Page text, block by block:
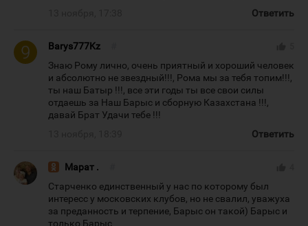
Ответить
Barys777Kz
Знаю Рому лично, очень приятный и хороший человек
и абсолютно не звездный!!!, Рома мы за тебя топим!!!,
ты наш Батыр !!!, все эти годы ты все свои силы
отдаешь за Наш Барыс и сборную Казахстана !!!,
давай Брат Удачи тебе !!!
Ответить
Марат .
Старченко единственный у нас по которому был
интересс у московских клубов, но не свалил, уважуха
за преданность и терпение, Барыс он такой) Барыс и
только Барыс